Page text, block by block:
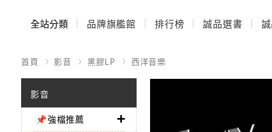
全站分類 品牌旗艦館 排行榜 誠品選書
首頁 影音 黑膠LP 西洋音樂
影音
📌強檔推薦